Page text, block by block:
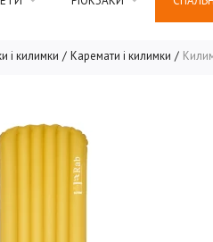
і килимки Каремати і килимки